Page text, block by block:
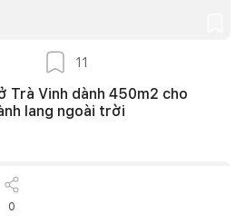
11
Trà Vinh dành 450m2 cho
lang ngoài trời
0
Mua sắm hoàn thiện nhà